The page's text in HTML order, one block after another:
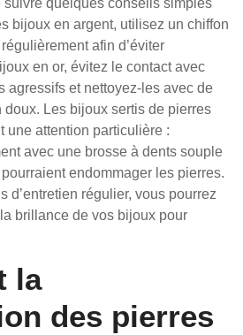
suivre quelques conseils simples
bijoux en argent, utilisez un chiffon
afin d’éviter
en or, évitez le contact avec
agressifs et nettoyez-les avec de
doux. Les bijoux sertis de pierres
une attention particulière :
avec une brosse à dents souple
endommager les pierres.
d’entretien régulier, vous pourrez
brillance de vos bijoux pour
la
des pierres